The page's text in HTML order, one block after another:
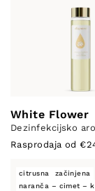
White Flower
Dezinfekcijsko
Rasprodaja od
citrusna
začinjena
naranča – cimet –